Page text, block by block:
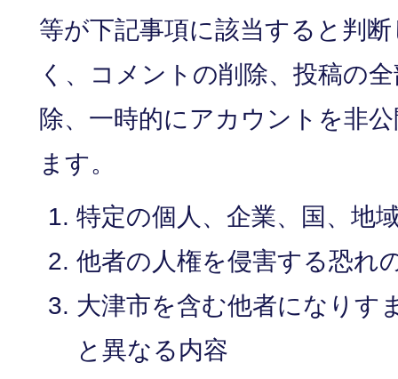
等が下記事項に該当すると判
く、コメントの削除、投稿の
除、一時的にアカウントを非
ます。
特定の個人、企業、国、地
他者の人権を侵害する恐れ
大津市を含む他者になりす
と異なる内容